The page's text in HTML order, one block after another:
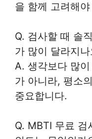
을 함께 고려해
Q. 검사할 때 솔
가 많이 달라지나
A. 생각보다 많
가 아니라, 평소
중요합니다.
Q. MBTI 무료 검